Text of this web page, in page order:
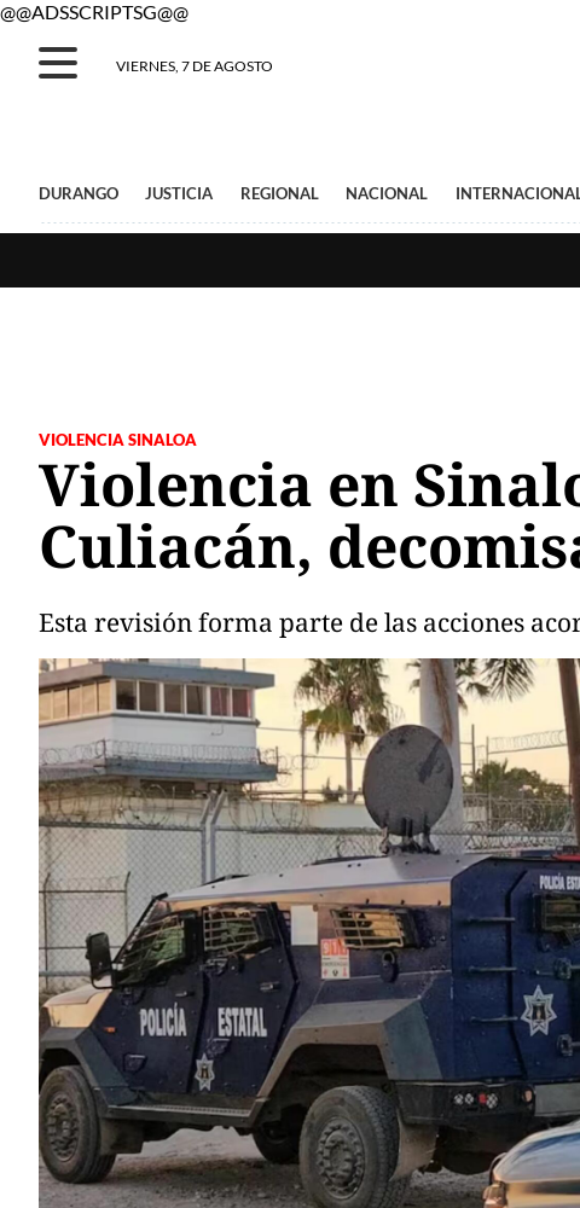
@@ADSSCRIPTSG@@
VIERNES, 7 DE AGOSTO
DURANGO JUSTICIA REGIONAL NACIONAL
VIOLENCIA SINALOA
Violencia en
Culiacán,
Esta revisión forma parte de las acciones